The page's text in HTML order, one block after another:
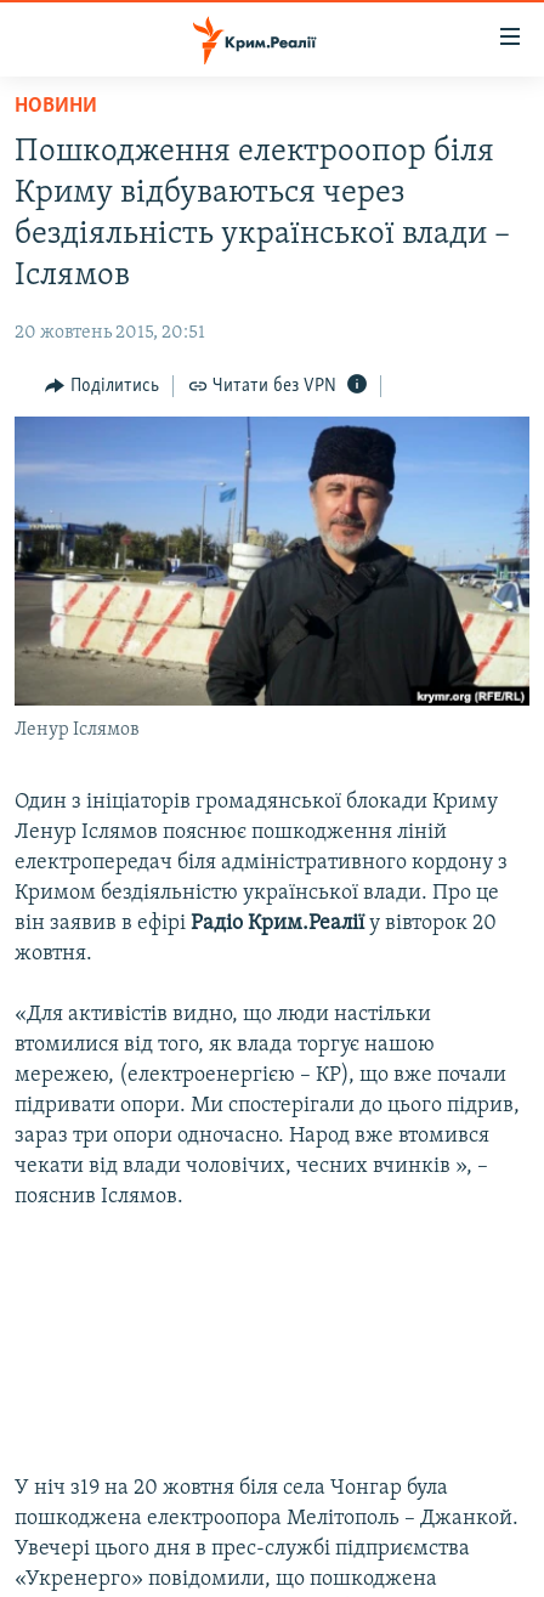
Перейти
основного
матеріалу
Перейти
до
основної
Перейти
пошуку
ВОДА.КРИМ
ВІДЕО ТА ФОТО
ПОЛІТИКА
ІНТЕРВ'Ю
СПЕЦПРОЕКТИ
ДЕПОРТАЦІЯ
ВІДЕОУРОКИ «ELIFBE»
СВІДЧЕННЯ ОКУПАЦІЇ
УКРАЇНСЬКА ПРОБЛЕМА КРИМУ
ЯК ОБІЙТИ БЛОКУВАННЯ
Русский
Qırımtatar
Усі сайти RFE/RL
НОВИНИ
Пошкодження електроопор біля
Криму відбуваються через
бездіяльність української влади –
Іслямов
20 жовтень 2015, 20:51
Поділитись Читати без VPN
Ленур Іслямов
Один з ініціаторів громадянської блокади Криму
Ленур Іслямов пояснює пошкодження ліній
електропередач біля адміністративного кордону з
Кримом бездіяльністю української влади. Про це
він заявив в ефірі Радіо Крим.Реаліїу вівторок 20
жовтня.
«Для активістів видно, що люди настільки
втомилися від того, як влада торгує нашою
мережею, (електроенергією – КР), що вже почали
підривати опори. Ми спостерігали до цього підрив,
зараз три опори одночасно. Народ вже втомився
чекати від влади чоловічих, чесних вчинків », –
пояснив Іслямов.
У ніч з19 на 20 жовтня біля села Чонгар була
пошкоджена електроопора Мелітополь – Джанкой.
Увечері цього дня в прес-службі підприємства
«Укренерго» повідомили, що пошкоджена